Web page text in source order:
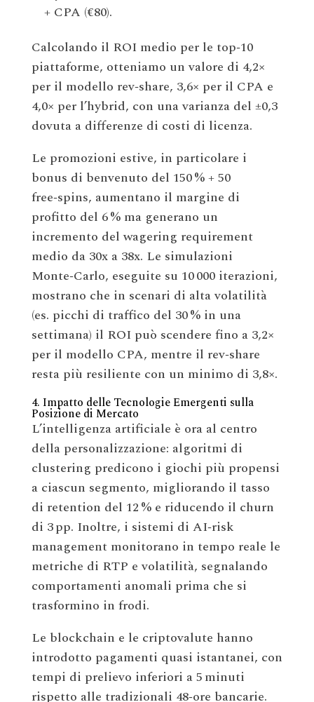
+ CPA (€80).
Calcolando il ROI medio per le top‑10
piattaforme, otteniamo un valore di 4,2×
per il modello rev‑share, 3,6× per il CPA e
4,0× per l’hybrid, con una varianza del ±0,3
dovuta a differenze di costi di licenza.
Le promozioni estive, in particolare i
bonus di benvenuto del 150 % + 50
free‑spins, aumentano il margine di
profitto del 6 % ma generano un
incremento del wagering requirement
medio da 30x a 38x. Le simulazioni
Monte‑Carlo, eseguite su 10 000 iterazioni,
mostrano che in scenari di alta volatilità
(es. picchi di traffico del 30 % in una
settimana) il ROI può scendere fino a 3,2×
per il modello CPA, mentre il rev‑share
resta più resiliente con un minimo di 3,8×.
4. Impatto delle Tecnologie Emergenti sulla
Posizione di Mercato
L’intelligenza artificiale è ora al centro
della personalizzazione: algoritmi di
clustering predicono i giochi più propensi
a ciascun segmento, migliorando il tasso
di retention del 12 % e riducendo il churn
di 3 pp. Inoltre, i sistemi di AI‑risk
management monitorano in tempo reale le
metriche di RTP e volatilità, segnalando
comportamenti anomali prima che si
trasformino in frodi.
Le blockchain e le criptovalute hanno
introdotto pagamenti quasi istantanei, con
tempi di prelievo inferiori a 5 minuti
rispetto alle tradizionali 48‑ore bancarie.